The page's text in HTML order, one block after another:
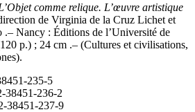
comme relique. L’œuvre artistique
de Virginia de la Cruz Lichet et
Nancy : Éditions de l’Université de
p.) ; 24 cm .– (Cultures et civilisations,
235-5
38451-236-2
38451-237-9